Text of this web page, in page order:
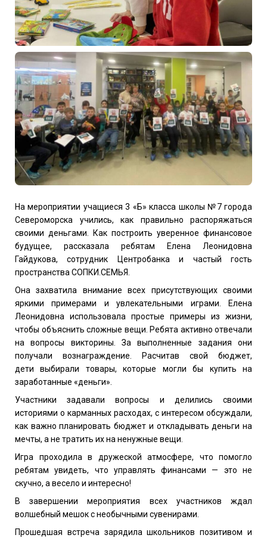
На мероприятии учащиеся 3 «Б» класса школы №7 города
Североморска учились, как правильно распоряжаться
своими деньгами. Как построить уверенное финансовое
будущее, рассказала ребятам Елена Леонидовна
Гайдукова, сотрудник Центробанка и частый гость
пространства СОПКИ.СЕМЬЯ.
Она захватила внимание всех присутствующих своими
яркими примерами и увлекательными играми. Елена
Леонидовна использовала простые примеры из жизни,
чтобы объяснить сложные вещи. Ребята активно отвечали
на вопросы викторины. За выполненные задания они
получали вознаграждение. Расчитав свой бюджет,
дети выбирали товары, которые могли бы купить на
заработанные «деньги».
Участники задавали вопросы и делились своими
историями о карманных расходах, с интересом обсуждали,
как важно планировать бюджет и откладывать деньги на
мечты, а не тратить их на ненужные вещи.
Игра проходила в дружеской атмосфере, что помогло
ребятам увидеть, что управлять финансами — это не
скучно, а весело и интересно!
В завершении мероприятия всех участников ждал
волшебный мешок с необычными сувенирами.
Прошедшая встреча зарядила школьников позитивом и